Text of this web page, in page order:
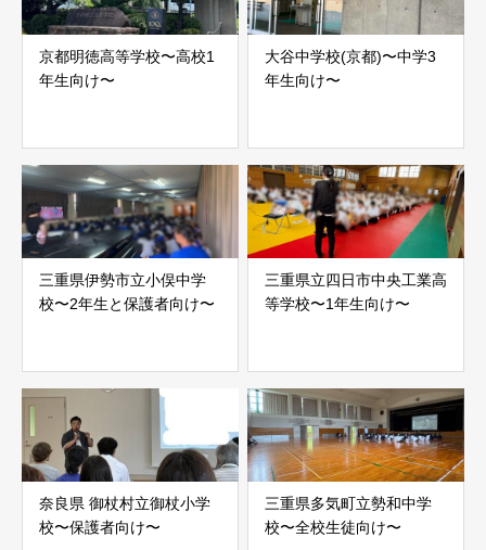
京都明徳高等学校〜高校1
年生向け〜
大谷中学校(京都)〜中学3
年生向け〜
三重県伊勢市立小俣中学
校〜2年生と保護者向け〜
三重県立四日市中央工業高
等学校〜1年生向け〜
奈良県 御杖村立御杖小学
校〜保護者向け〜
三重県多気町立勢和中学
校〜全校生徒向け〜